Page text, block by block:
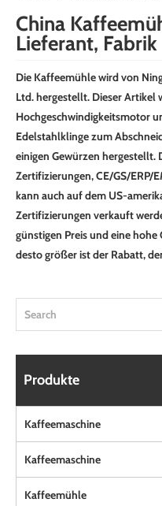
China
Lieferant, Fabrik
Die Kaffeemühle wird von
Ltd. hergestellt. Dieser Artikel
Hochgeschwindigkeitsmotor
Edelstahlklinge zum
einigen Gewürzen hergestellt.
Zertifizierungen, CE/GS/ERP/
kann auch auf dem US-
Zertifizierungen verkauft
günstigen Preis und eine
desto größer ist der Rabatt,
Produkte
Kaffeemaschine
Kaffeemaschine
Kaffeemühle